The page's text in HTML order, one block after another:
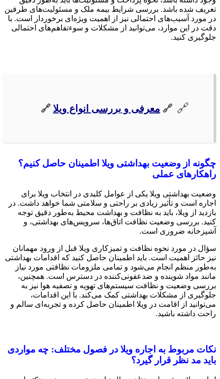
تعریف شده باشد. بررسی شرایط بیمه ملک و مسئولیت‌های طرفین
در مورد آسیب‌های احتمالی نیز از اهمیت ویژه‌ای برخوردار است. با
دقت در این موارد، می‌توانید از مشکلات و سوءتفاهم‌های احتمالی
جلوگیری کنید.
🔗 معرفی و بررسی انواع ویلا 🔗
چگونه از وضعیت بهداشتی ویلا اطمینان حاصل کنیم؟
راهکارهای عملی
وضعیت بهداشتی ویلا یکی از عوامل کلیدی در انتخاب ویلا برای
اجاره است و تأثیر زیادی بر راحتی و سلامتی شما خواهد داشت. در
بازدید از ویلا، باید به نظافت و بهداشت محیط به‌طور دقیق توجه
کنید. بررسی وضعیت نظافت اتاق‌ها، سرویس‌های بهداشتی، و
آشپزخانه ضروری است.
سؤال در مورد نحوه نظافت و تمیزکاری ویلا قبل از ورود مهمانان
نیز حائز اهمیت است. باید اطمینان حاصل کنید که اقدامات بهداشتی
به‌طور منظم انجام می‌شود و تمامی ملزومات نظافتی مورد نیاز
مانند مواد شوینده و ضدعفونی‌کننده در دسترس است. همچنین،
بررسی وضعیت و نظافت سیستم‌های تهویه و تصفیه هوا نیز به
جلوگیری از مشکلات بهداشتی کمک می‌کند. با این اقدامات،
می‌توانید از اقامت در ویلا اطمینان حاصل کرده و تجربه‌ای سالم و
راحت داشته باشید.
نکات مربوط به اجاره ویلا در فصول مختلف: چه مواردی
باید مد نظر قرار گیرد؟